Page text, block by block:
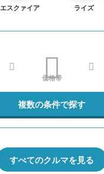
エスクァイア ライズ
価格帯
複数の条件で探す
すべてのクルマを見る